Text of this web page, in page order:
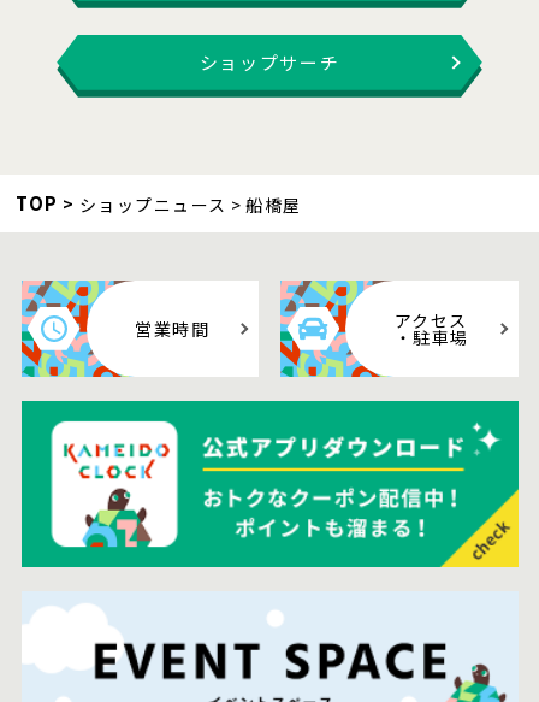
ショップサーチ
TOP ショップニュース 船橋屋
営業時間 アクセス
・駐車場